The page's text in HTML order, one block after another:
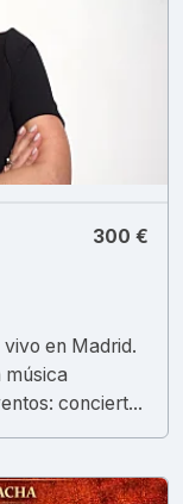
300 €
en Madrid.
música
conciert...